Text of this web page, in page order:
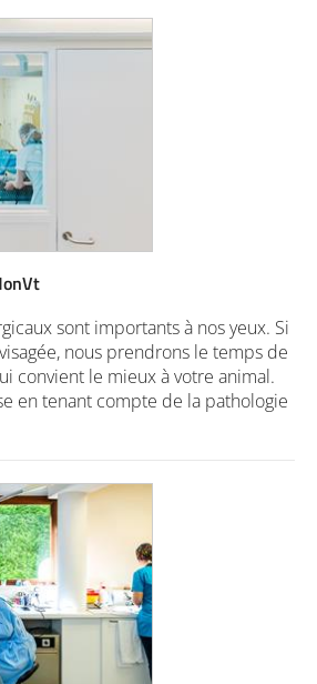
sont importants à nos yeux. Si
nous prendrons le temps de
convient le mieux à votre animal.
en tenant compte de la pathologie